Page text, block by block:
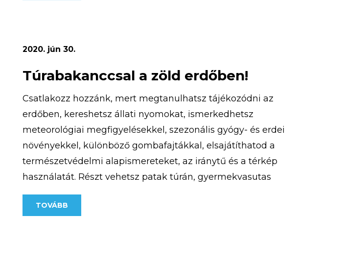
2020. jún 30.
Túrabakanccsal a zöld erdőben!
Csatlakozz hozzánk, mert megtanulhatsz tájékozódni az
erdőben, kereshetsz állati nyomokat, ismerkedhetsz
meteorológiai megfigyelésekkel, szezonális gyógy- és erdei
növényekkel, különböző gombafajtákkal, elsajátíthatod a
természetvédelmi alapismereteket, az iránytű és a térkép
használatát. Részt vehetsz patak túrán, gyermekvasutas
kiránduláson, aranymosáson, túrázhatsz, eközben pedig
megismerheted a turistajelzéseket is. Ezeken felül
TOVÁBB